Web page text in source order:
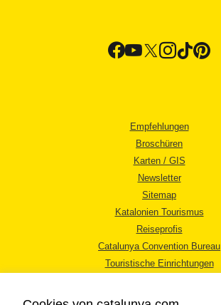
Empfehlungen
Broschüren
Karten / GIS
Newsletter
Sitemap
Katalonien Tourismus
Reiseprofis
Catalunya Convention Bureau
Touristische Einrichtungen